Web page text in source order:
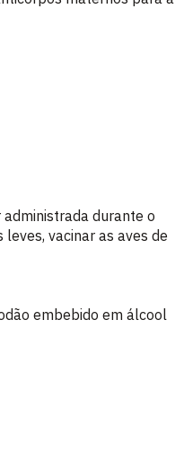
durante o
vacinar as aves de
embebido em álcool